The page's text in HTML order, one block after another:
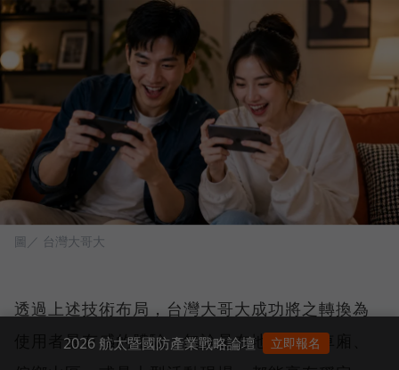
圖／ 台灣大哥大
透過上述技術布局，台灣大哥大成功將之轉換為
使用者最有感的體驗：無論是在地下室、車廂、
2026 航太暨國防產業戰略論壇 立即報名